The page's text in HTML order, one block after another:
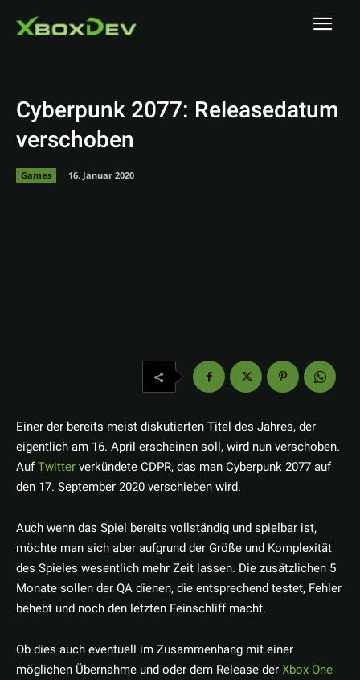
Cyberpunk 2077: Releasedatum
verschoben
Games 16. Januar 2020
Einer der bereits meist diskutierten Titel des Jahres, der
eigentlich am 16. April erscheinen soll, wird nun verschoben.
AufTwitterverkündete CDPR, das man Cyberpunk 2077 auf
den 17. September 2020 verschieben wird.
Auch wenn das Spiel bereits vollständig und spielbar ist,
möchte man sich aber aufgrund der Größe und Komplexität
des Spieles wesentlich mehr Zeit lassen. Die zusätzlichen 5
Monate sollen der QA dienen, die entsprechend testet, Fehler
behebt und noch den letzten Feinschliff macht.
Ob dies auch eventuell im Zusammenhang mit einer
möglichen Übernahme und oder dem Release derXbox One